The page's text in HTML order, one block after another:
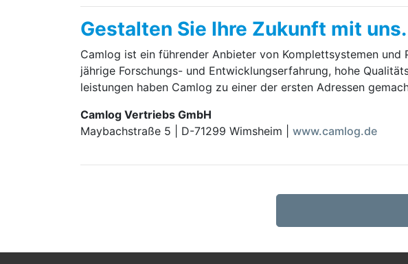
Gestalten Sie Ihre Zukunft mit uns.
Camlog ist ein führender Anbieter von Kom­plett­systemen
jährige For­schungs- und Ent­wick­lungs­erfahrung, hohe
leistungen haben Camlog zu einer der ersten Adressen
Camlog Vertriebs GmbH
Maybachstraße 5 | D-71299 Wimsheim | www.camlog.de